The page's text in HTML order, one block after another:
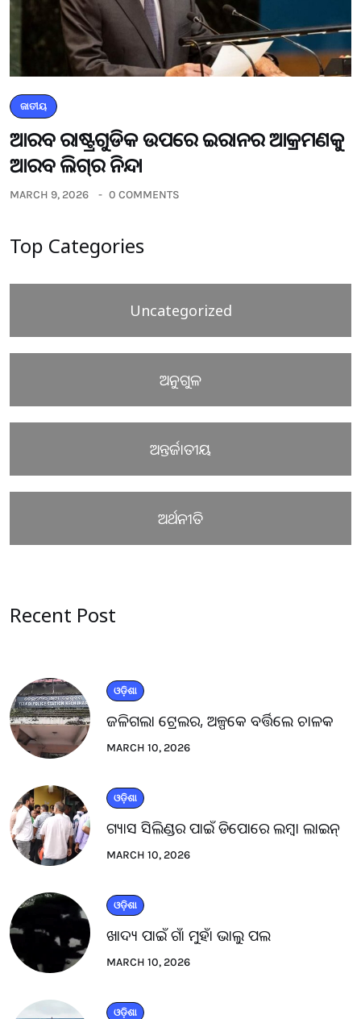
ଜାତୀୟ
ଆରବ ରାଷ୍ଟ୍ରଗୁଡିକ ଉପରେ ଇରାନର ଆକ୍ରମଣକୁ
ଆରବ ଲିଗ୍‌ର ନିନ୍ଦା
MARCH 9, 2026 0 COMMENTS
Top Categories
Uncategorized
ଅନୁଗୁଳ
ଅନ୍ତର୍ଜାତୀୟ
ଅର୍ଥନୀତି
Recent Post
ଓଡ଼ିଶା
ଜଳିଗଲା ଟ୍ରେଲର, ଅଳ୍ପକେ ବର୍ତ୍ତିଲେ ଚାଳକ
MARCH 10, 2026
ଓଡ଼ିଶା
ଗ୍ୟାସ ସିଲିଣ୍ଡର ପାଇଁ ଡିପୋରେ ଲମ୍ବା ଲାଇନ୍
MARCH 10, 2026
ଓଡ଼ିଶା
ଖାଦ୍ୟ ପାଇଁ ଗାଁ ମୁହାଁ ଭାଲୁ ପଲ
MARCH 10, 2026
ଓଡ଼ିଶା